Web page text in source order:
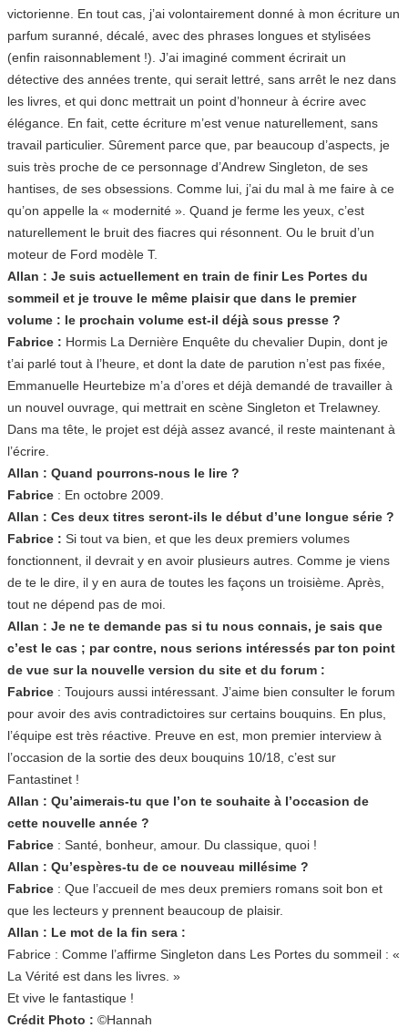
victorienne. En tout cas, j’ai volontairement donné à mon écriture un
parfum suranné, décalé, avec des phrases longues et stylisées
(enfin raisonnablement !). J’ai imaginé comment écrirait un
détective des années trente, qui serait lettré, sans arrêt le nez dans
les livres, et qui donc mettrait un point d’honneur à écrire avec
élégance. En fait, cette écriture m’est venue naturellement, sans
travail particulier. Sûrement parce que, par beaucoup d’aspects, je
suis très proche de ce personnage d’Andrew Singleton, de ses
hantises, de ses obsessions. Comme lui, j’ai du mal à me faire à ce
qu’on appelle la « modernité ». Quand je ferme les yeux, c’est
naturellement le bruit des fiacres qui résonnent. Ou le bruit d’un
moteur de Ford modèle T.
Allan : Je suis actuellement en train de finir Les Portes du
sommeil et je trouve le même plaisir que dans le premier
volume : le prochain volume est-il déjà sous presse ?
Fabrice : Hormis La Dernière Enquête du chevalier Dupin, dont je
t’ai parlé tout à l’heure, et dont la date de parution n’est pas fixée,
Emmanuelle Heurtebize m’a d’ores et déjà demandé de travailler à
un nouvel ouvrage, qui mettrait en scène Singleton et Trelawney.
Dans ma tête, le projet est déjà assez avancé, il reste maintenant à
l’écrire.
Allan : Quand pourrons-nous le lire ?
Fabrice : En octobre 2009.
Allan : Ces deux titres seront-ils le début d’une longue série ?
Fabrice : Si tout va bien, et que les deux premiers volumes
fonctionnent, il devrait y en avoir plusieurs autres. Comme je viens
de te le dire, il y en aura de toutes les façons un troisième. Après,
tout ne dépend pas de moi.
Allan : Je ne te demande pas si tu nous connais, je sais que
c’est le cas ; par contre, nous serions intéressés par ton point
de vue sur la nouvelle version du site et du forum :
Fabrice : Toujours aussi intéressant. J’aime bien consulter le forum
pour avoir des avis contradictoires sur certains bouquins. En plus,
l’équipe est très réactive. Preuve en est, mon premier interview à
l’occasion de la sortie des deux bouquins 10/18, c’est sur
Fantastinet !
Allan : Qu’aimerais-tu que l’on te souhaite à l’occasion de
cette nouvelle année ?
Fabrice : Santé, bonheur, amour. Du classique, quoi !
Allan : Qu’espères-tu de ce nouveau millésime ?
Fabrice : Que l’accueil de mes deux premiers romans soit bon et
que les lecteurs y prennent beaucoup de plaisir.
Allan : Le mot de la fin sera :
Fabrice : Comme l’affirme Singleton dans Les Portes du sommeil : «
La Vérité est dans les livres. »
Et vive le fantastique !
Crédit Photo : ©Hannah